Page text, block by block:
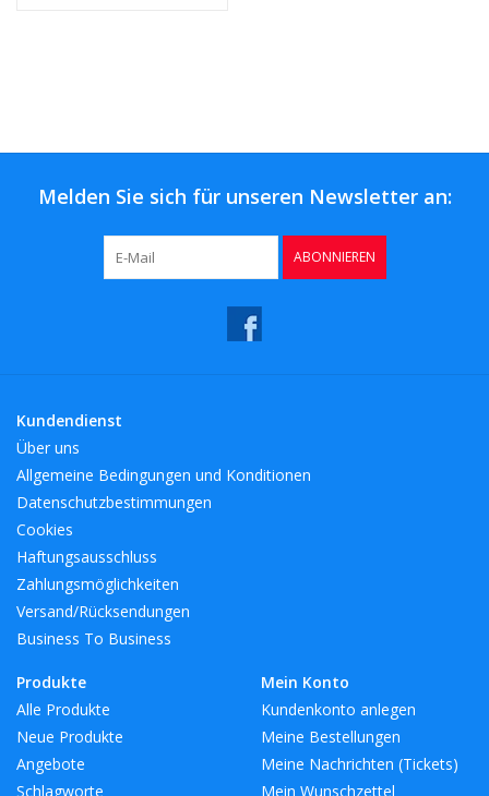
Melden Sie sich für unseren Newsletter an:
ABONNIEREN
Kundendienst
Über uns
Allgemeine Bedingungen und Konditionen
Datenschutzbestimmungen
Cookies
Haftungsausschluss
Zahlungsmöglichkeiten
Versand/Rücksendungen
Business To Business
Produkte
Alle Produkte
Neue Produkte
Angebote
Schlagworte
Mein Konto
Kundenkonto anlegen
Meine Bestellungen
Meine Nachrichten (Tickets)
Mein Wunschzettel